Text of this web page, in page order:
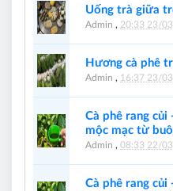
Uống trà giữa
Admin , 20:33 23/
Hương cà phê
Admin , 16:37 23/
Cà phê rang củi
mộc mạc từ
Admin , 08:33 22/
Cà phê rang củi